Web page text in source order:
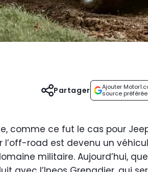
Ajouter
source
Partager
comme ce fut le cas pour
road est devenu un
militaire. Aujourd’hui,